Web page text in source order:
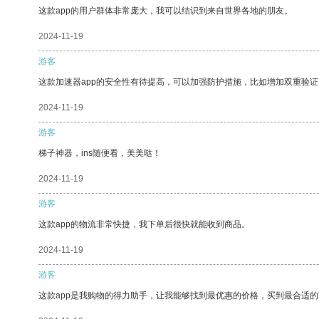
这款app的用户群体非常庞大，我可以结识到来自世界各地的朋友。
2024-11-19
游客
这款加速器app的安全性有待提高，可以加强防护措施，比如增加双重验证
2024-11-19
游客
梯子神器，ins随便看，美美哒！
2024-11-19
游客
这款app的物流非常快捷，我下单后很快就能收到商品。
2024-11-19
游客
这款app是我购物的得力助手，让我能够找到最优惠的价格，买到最合适的